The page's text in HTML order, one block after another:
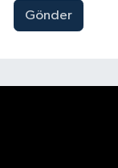
Gönder